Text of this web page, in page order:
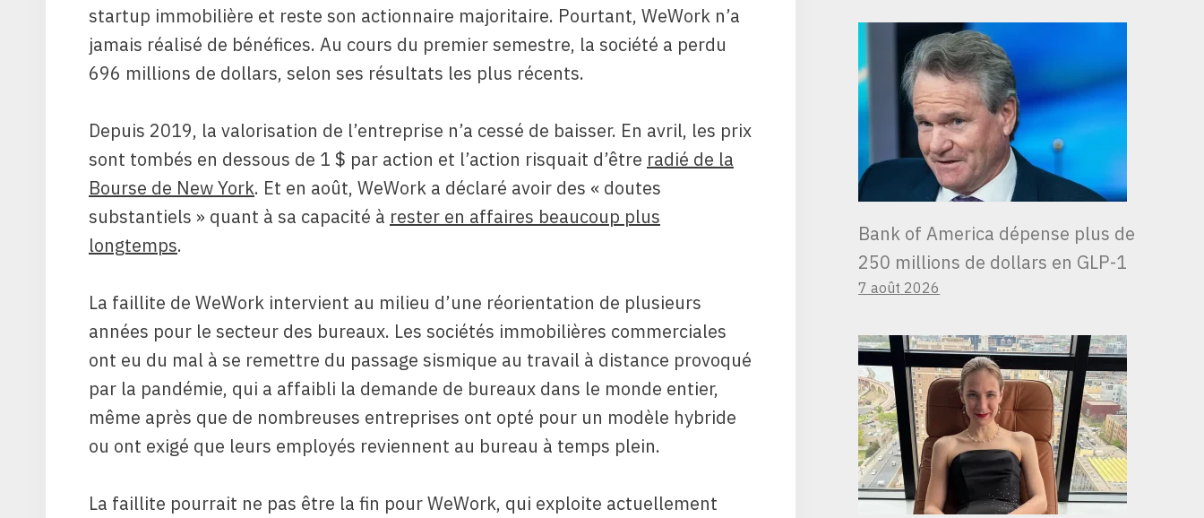
startup immobilière et reste son actionnaire majoritaire. Pourtant, WeWork n’a
jamais réalisé de bénéfices. Au cours du premier semestre, la société a perdu
696 millions de dollars, selon ses résultats les plus récents.
Depuis 2019, la valorisation de l’entreprise n’a cessé de baisser. En avril, les prix
sont tombés en dessous de 1 $ par action et l’action risquait d’être radié de la
Bourse de New York. Et en août, WeWork a déclaré avoir des « doutes
substantiels » quant à sa capacité à rester en affaires beaucoup plus
longtemps.
La faillite de WeWork intervient au milieu d’une réorientation de plusieurs
années pour le secteur des bureaux. Les sociétés immobilières commerciales
ont eu du mal à se remettre du passage sismique au travail à distance provoqué
par la pandémie, qui a affaibli la demande de bureaux dans le monde entier,
même après que de nombreuses entreprises ont opté pour un modèle hybride
ou ont exigé que leurs employés reviennent au bureau à temps plein.
La faillite pourrait ne pas être la fin pour WeWork, qui exploite actuellement
Bank of America dépense plus de
250 millions de dollars en GLP-1
7 août 2026